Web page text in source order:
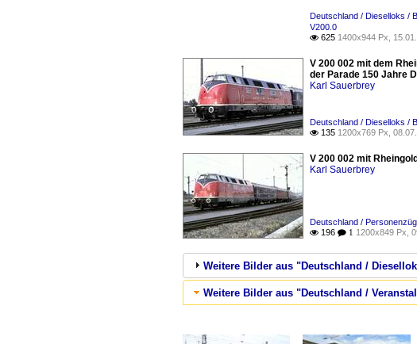
Deutschland / Dieselloks /
V200.0
 625 1400x944 Px,
V 200 002 mit dem
der Parade 150 Jahre
Karl Sauerbrey
Deutschland / Dieselloks /
 135 1200x769 Px,
V 200 002 mit
Karl Sauerbrey
Deutschland /
 196  1 1200x849 Px,
Weitere Bilder aus "Deutschland /
Weitere Bilder aus "Deutschland /